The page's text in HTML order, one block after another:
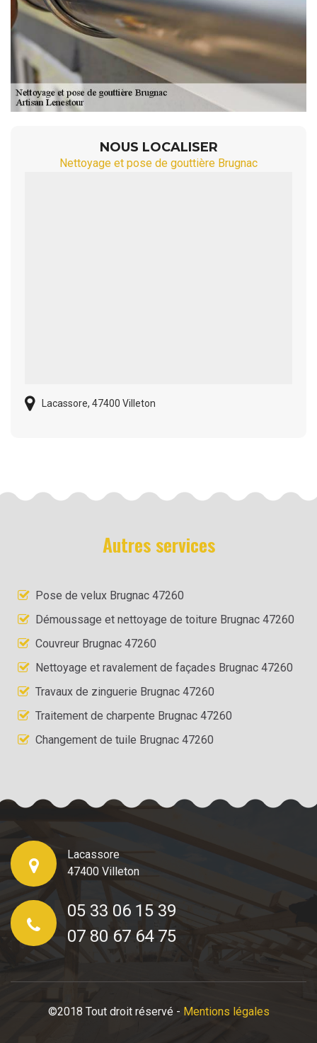
NOUS LOCALISER
Nettoyage et pose de gouttière Brugnac
Lacassore, 47400 Villeton
Autres services
Pose de velux Brugnac 47260
Démoussage et nettoyage de toiture Brugnac 47260
Couvreur Brugnac 47260
Nettoyage et ravalement de façades Brugnac 47260
Travaux de zinguerie Brugnac 47260
Traitement de charpente Brugnac 47260
Changement de tuile Brugnac 47260
Lacassore
47400 Villeton
05 33 06 15 39
07 80 67 64 75
©2018 Tout droit réservé - Mentions légales